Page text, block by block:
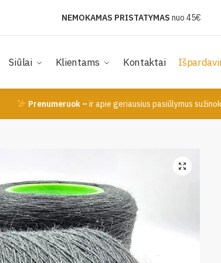
NEMOKAMAS PRISTATYMAS nuo 45€
Siūlai Klientams Kontaktai
Prenumeruok – ir apie geriausius pasiūlymus